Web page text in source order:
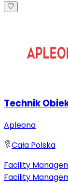
Technik
Apleona
Cała Polska
Facility
Facility